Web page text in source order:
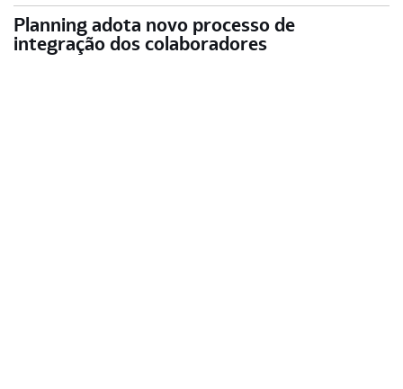
Planning adota novo processo de
integração dos colaboradores